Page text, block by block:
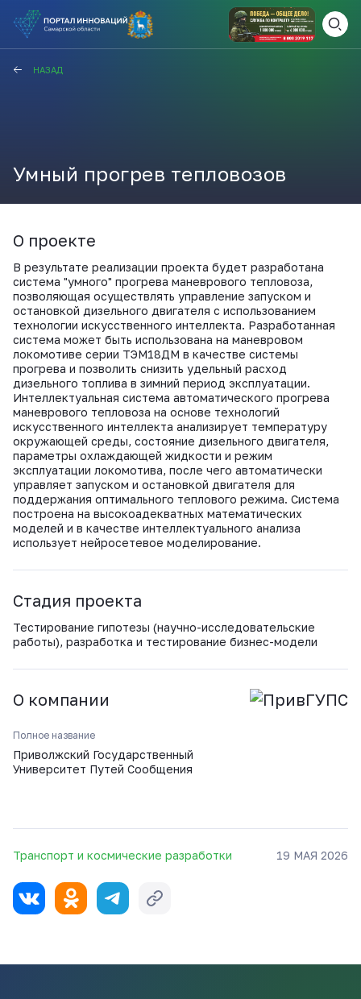
НАЗАД
Умный прогрев тепловозов
О проекте
В результате реализации проекта будет разработана
система "умного" прогрева маневрового тепловоза,
позволяющая осуществлять управление запуском и
остановкой дизельного двигателя с использованием
технологии искусственного интеллекта. Разработанная
система может быть использована на маневровом
локомотиве серии ТЭМ18ДМ в качестве системы
прогрева и позволить снизить удельный расход
дизельного топлива в зимний период эксплуатации.
Интеллектуальная система автоматического прогрева
маневрового тепловоза на основе технологий
искусственного интеллекта анализирует температуру
окружающей среды, состояние дизельного двигателя,
параметры охлаждающей жидкости и режим
эксплуатации локомотива, после чего автоматически
управляет запуском и остановкой двигателя для
поддержания оптимального теплового режима. Система
построена на высокоадекватных математических
моделей и в качестве интеллектуального анализа
использует нейросетевое моделирование.
Стадия проекта
Тестирование гипотезы (научно-исследовательские
работы), разработка и тестирование бизнес-модели
О компании
Полное название
Приволжский Государственный
Университет Путей Сообщения
Транспорт и космические разработки 19 МАЯ 2026
Актуальные конкурсы
ЗАКРЫТЬ
ВАМ СЮДА
НОВОСТИ
ПОДПИСЫВАЙТЕСЬ
Телеграм
ВКонтакте